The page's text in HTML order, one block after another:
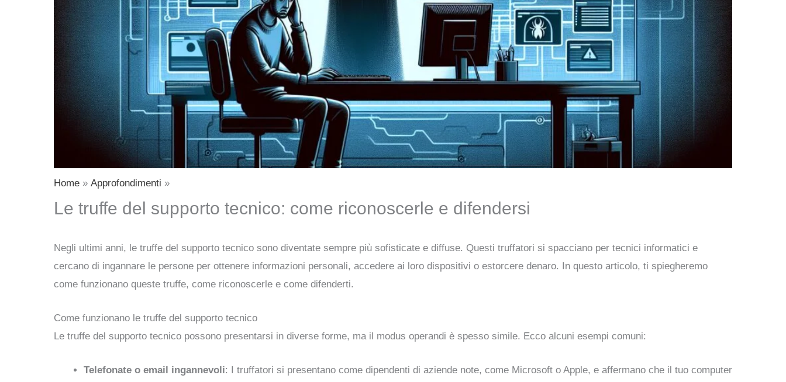
Home Approfondimenti
Le truffe del supporto tecnico: come riconoscerle e difendersi
Negli ultimi anni, le truffe del supporto tecnico sono diventate sempre più sofisticate e diffuse. Questi truffatori si spacciano per tecnici informatici e
cercano di ingannare le persone per ottenere informazioni personali, accedere ai loro dispositivi o estorcere denaro. In questo articolo, ti spiegheremo
come funzionano queste truffe, come riconoscerle e come difenderti.
Come funzionano le truffe del supporto tecnico
Le truffe del supporto tecnico possono presentarsi in diverse forme, ma il modus operandi è spesso simile. Ecco alcuni esempi comuni:
Telefonate o email ingannevoli: I truffatori si presentano come dipendenti di aziende note, come Microsoft o Apple, e affermano che il tuo computer